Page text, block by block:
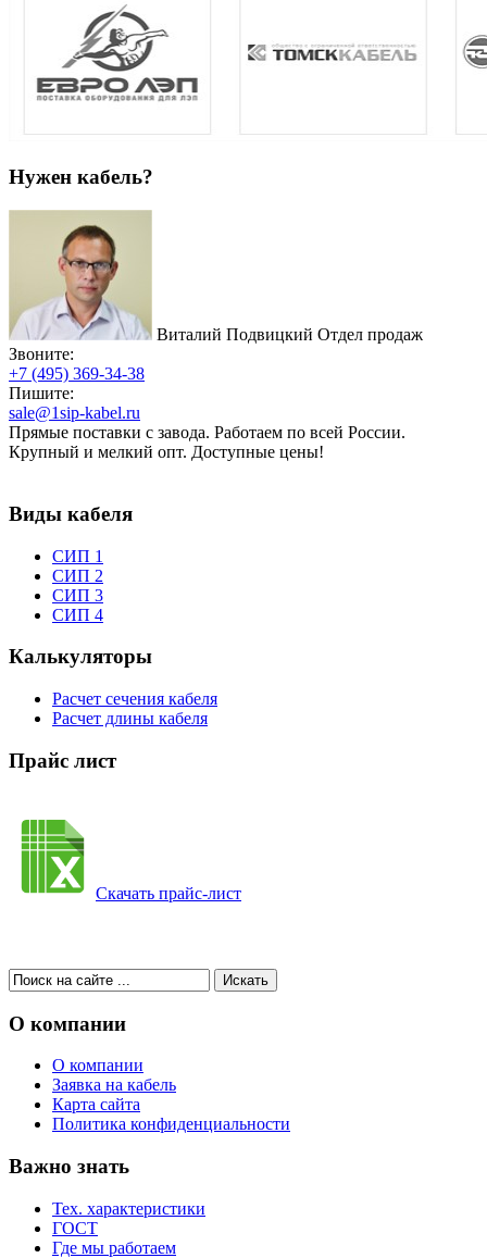
Нужен кабель?
Виталий Подвицкий Отдел продаж
Звоните:
+7 (495) 369-34-38
Пишите:
sale@1sip-kabel.ru
Прямые поставки с завода. Работаем по всей России.
Крупный и мелкий опт. Доступные цены!
Виды кабеля
СИП 1
СИП 2
СИП 3
СИП 4
Калькуляторы
Расчет сечения кабеля
Расчет длины кабеля
Прайс лист
Скачать прайс-лист
О компании
О компании
Заявка на кабель
Карта сайта
Политика конфиденциальности
Важно знать
Тех. характеристики
ГОСТ
Где мы работаем